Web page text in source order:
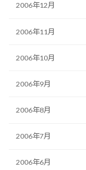
2006年12月
2006年11月
2006年10月
2006年9月
2006年8月
2006年7月
2006年6月